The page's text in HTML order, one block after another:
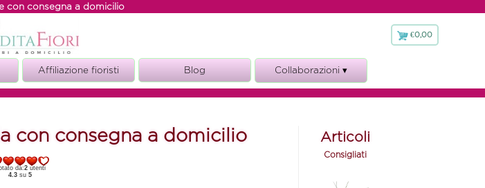
con consegna a domicilio
€0,00
€0,00
Affiliazione fioristi Blog Collaborazioni ▾
con consegna a domicilio
da:2 utenti
4.3 su 5
Articoli
Consigliati